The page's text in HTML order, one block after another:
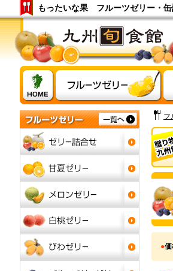
もったいな果 フルーツゼリー・缶
フ
●